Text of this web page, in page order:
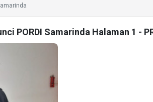
PORDI Samarinda Halaman 1 -